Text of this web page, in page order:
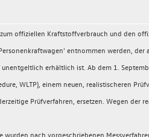
offiziellen Kraftstoffverbrauch und den
entnommen werden,
erhältlich ist. Ab dem 1.
WLTP), einem neuen, realistischeren
Prüfverfahren, ersetzen. Wegen
wurden nach vorgeschriebenen